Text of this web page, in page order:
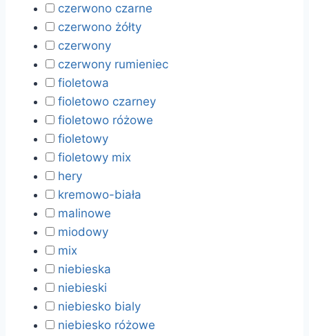
czerwono czarne
czerwono żółty
czerwony
czerwony rumieniec
fioletowa
fioletowo czarney
fioletowo różowe
fioletowy
fioletowy mix
hery
kremowo-biała
malinowe
miodowy
mix
niebieska
niebieski
niebiesko bialy
niebiesko różowe